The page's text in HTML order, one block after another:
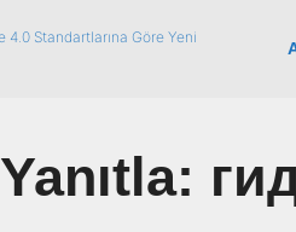
Yanıtla: